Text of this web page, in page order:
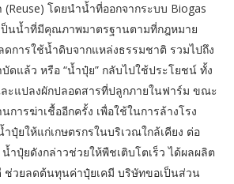
โดยนำน้ำที่ออกจากระบบ Biogas
ป็นน้ำที่มีคุณภาพมาตรฐานตามที่กฎหมาย
การใช้น้ำดิบจากแหล่งธรรมชาติ รวมไปถึง
ดแล้ว หรือ “น้ำปุ๋ย” กลับไปใช้ประโยชน์ ทั้ง
ะแปลงผักปลอดสารที่ปลูกภายในฟาร์ม ขณะ
การฆ่าเชื้ออีกครั้ง เพื่อใช้ในการล้างโรง
ปุ๋ยให้แก่เกษตรกรในบริเวณใกล้เคียง ต่อ
ำปุ๋ยดังกล่าวช่วยให้พืชเติบโตเร็ว ได้ผลผลิต
วยลดต้นทุนค่าปุ๋ยเคมี บริษัทขอเป็นส่วน